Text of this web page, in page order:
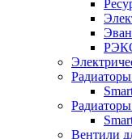
Эван
Вентили